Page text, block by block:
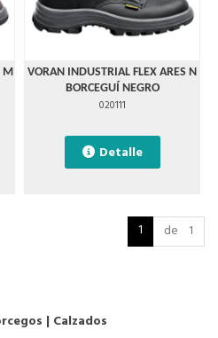
M
VORAN INDUSTRIAL FLEX ARES N
BORCEGUÍ NEGRO
020111
Detalle
1 de 1
| Calzados